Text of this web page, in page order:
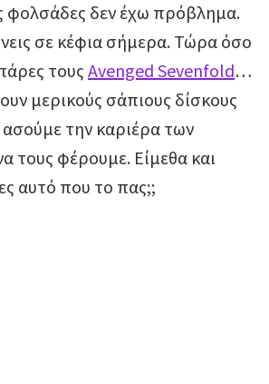
φολσάδες δεν έχω πρόβλημα.
σε κέφια σήμερα. Τώρα όσο
τους Avenged Sevenfold…
μερικούς σάπιους δίσκους
ασούμε την καριέρα των
τους φέρουμε. Είμεθα και
αυτό που το πας;;